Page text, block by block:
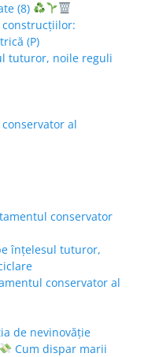
(8)
construcțiilor:
(P)
tuturor, noile reguli
al
conservator
înțelesul tuturor,
conservator al
de nevinovăție
Cum dispar marii